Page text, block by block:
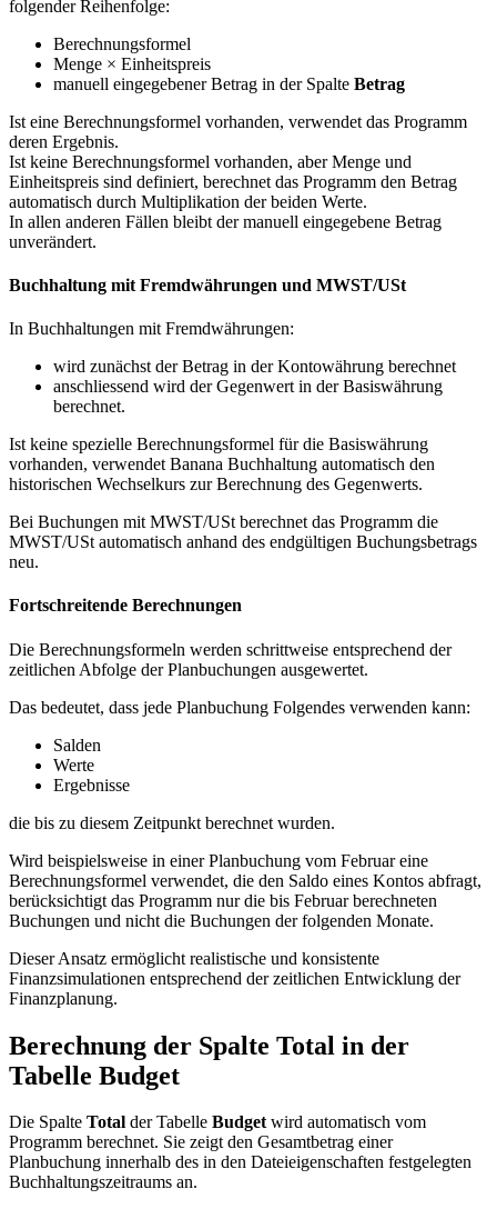
folgender Reihenfolge:
Berechnungsformel
Menge × Einheitspreis
manuell eingegebener Betrag in der Spalte Betrag
Ist eine Berechnungsformel vorhanden, verwendet das Programm
deren Ergebnis.
Ist keine Berechnungsformel vorhanden, aber Menge und
Einheitspreis sind definiert, berechnet das Programm den Betrag
automatisch durch Multiplikation der beiden Werte.
In allen anderen Fällen bleibt der manuell eingegebene Betrag
unverändert.
Buchhaltung mit Fremdwährungen und MWST/USt
In Buchhaltungen mit Fremdwährungen:
wird zunächst der Betrag in der Kontowährung berechnet
anschliessend wird der Gegenwert in der Basiswährung
berechnet.
Ist keine spezielle Berechnungsformel für die Basiswährung
vorhanden, verwendet Banana Buchhaltung automatisch den
historischen Wechselkurs zur Berechnung des Gegenwerts.
Bei Buchungen mit MWST/USt berechnet das Programm die
MWST/USt automatisch anhand des endgültigen Buchungsbetrags
neu.
Fortschreitende Berechnungen
Die Berechnungsformeln werden schrittweise entsprechend der
zeitlichen Abfolge der Planbuchungen ausgewertet.
Das bedeutet, dass jede Planbuchung Folgendes verwenden kann:
Salden
Werte
Ergebnisse
die bis zu diesem Zeitpunkt berechnet wurden.
Wird beispielsweise in einer Planbuchung vom Februar eine
Berechnungsformel verwendet, die den Saldo eines Kontos abfragt,
berücksichtigt das Programm nur die bis Februar berechneten
Buchungen und nicht die Buchungen der folgenden Monate.
Dieser Ansatz ermöglicht realistische und konsistente
Finanzsimulationen entsprechend der zeitlichen Entwicklung der
Finanzplanung.
Berechnung der Spalte Total in der
Tabelle Budget
Die Spalte Total der Tabelle Budgetwird automatisch vom
Programm berechnet. Sie zeigt den Gesamtbetrag einer
Planbuchung innerhalb des in den Dateieigenschaften festgelegten
Buchhaltungszeitraums an.